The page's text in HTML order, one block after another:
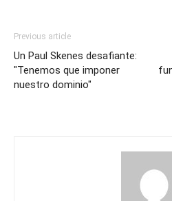
Previous article
Un Paul Skenes desafiante:
"Tenemos que imponer
nuestro dominio"